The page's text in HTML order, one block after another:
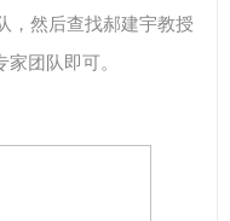
，然后查找郝建宇教授
团队即可。